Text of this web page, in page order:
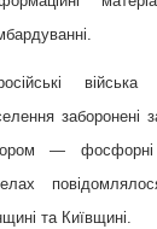
війська
заборонені
— фосфорні
та Київщині.